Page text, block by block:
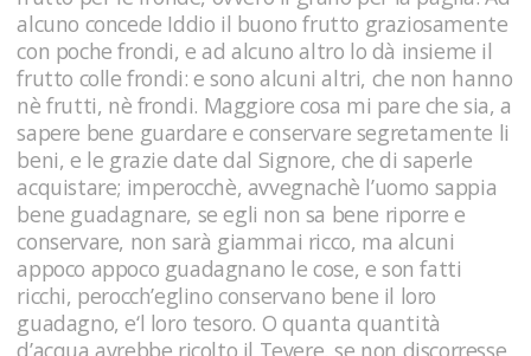
alcuno concede Iddio il buono frutto graziosamente
con poche frondi, e ad alcuno altro lo dà insieme il
frutto colle frondi: e sono alcuni altri, che non hanno
nè frutti, nè frondi. Maggiore cosa mi pare che sia, a
sapere bene guardare e conservare segretamente li
beni, e le grazie date dal Signore, che di saperle
acquistare; imperocchè, avvegnachè l’uomo sappia
bene guadagnare, se egli non sa bene riporre e
conservare, non sarà giammai ricco, ma alcuni
appoco appoco guadagnano le cose, e son fatti
ricchi, perocch’eglino conservano bene il loro
guadagno, e‘l loro tesoro. O quanta quantità
d’acqua avrebbe ricolto il Tevere, se non discorresse